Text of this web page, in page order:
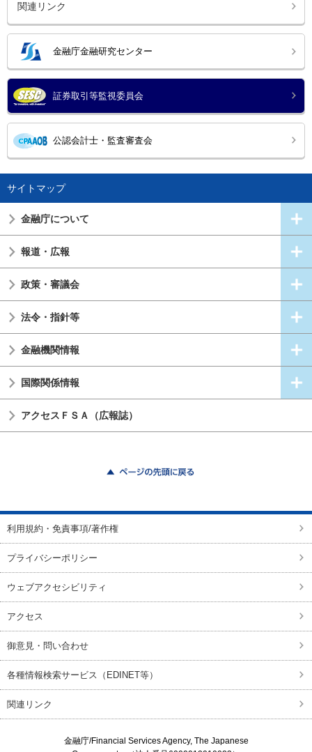
関連リンク
金融庁金融研究センター
証券取引等監視委員会
公認会計士・監査審査会
サイトマップ
金融庁について
報道・広報
政策・審議会
法令・指針等
金融機関情報
国際関係情報
アクセスＦＳＡ（広報誌）
利用規約・免責事項/著作権
プライバシーポリシー
ウェブアクセシビリティ
アクセス
御意見・問い合わせ
各種情報検索サービス（EDINET等）
関連リンク
金融庁/Financial Services Agency, The Japanese